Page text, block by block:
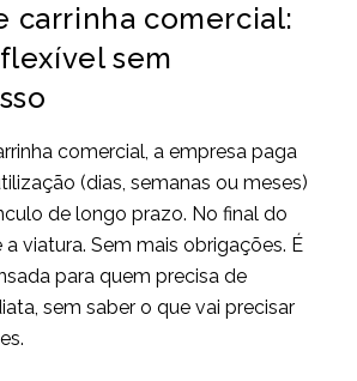
carrinha comercial:
sem
comercial, a empresa paga
(dias, semanas ou meses)
de longo prazo. No final do
viatura. Sem mais obrigações. É
para quem precisa de
sem saber o que vai precisar